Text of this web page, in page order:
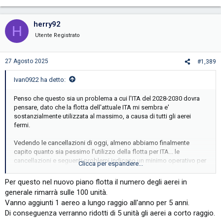
t
i
n
s
H herry92
Utente Registrato
27 Agosto 2025 #1,389
Ivan0922 ha detto:
Penso che questo sia un problema a cui l'ITA del 2028-2030 dovra
pensare, dato che la flotta dell'attuale ITA mi sembra e'
sostanzialmente utilizzata al massimo, a causa di tutti gli aerei
fermi.
Vedendo le cancellazioni di oggi, almeno abbiamo finalmente
capito quanto sia pessimo l'utilizzo della flotta per ITA... le
cancellazioni e seguenti problemi indicano un minimo operativo per
la flotta di cca. 60 aerei, almeno per i narrowbody (321 incluso) o in
altre parole, abbiamo circa 20 narrowbody in piu - e, cosa
abbastanza divertente, se si contano uno o due aerei sottoposti alla
manutenzione programmata, questo (20), e' piu o meno il numero
esatto di aerei che non volano al momento
Clicca per espandere...
Per questo nel nuovo piano flotta il numero degli aerei in
generale rimarrà sulle 100 unità.
Vanno aggiunti 1 aereo a lungo raggio all'anno per 5 anni.
Di conseguenza verranno ridotti di 5 unità gli aerei a corto raggio.